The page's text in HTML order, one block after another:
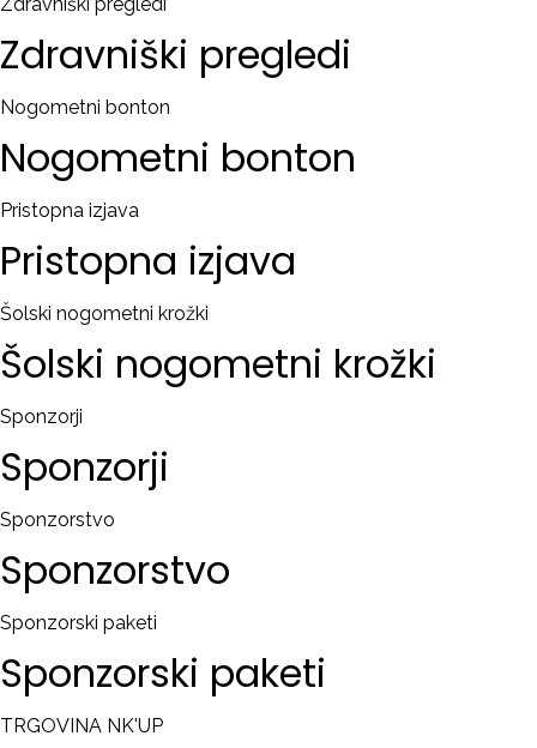
Zdravniški pregledi
Nogometni bonton
Nogometni bonton
Pristopna izjava
Pristopna izjava
Šolski nogometni krožki
Šolski nogometni krožki
Sponzorji
Sponzorji
Sponzorstvo
Sponzorstvo
Sponzorski paketi
Sponzorski paketi
TRGOVINA NK'UP